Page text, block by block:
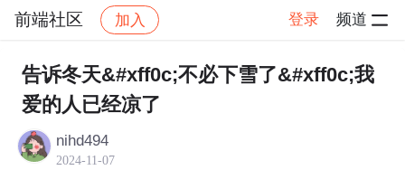
前端社区 加入 登录 频道
社区 前端社区 感慨 帖子详情
告诉冬天&#xff0c;不必下雪了&#xff0c;我
爱的人已经凉了
nihd494
2024-11-07